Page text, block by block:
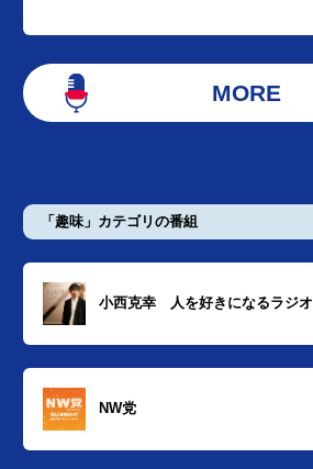
MORE
「趣味」カテゴリの番組
小西克幸 人を好きになるラジオ
NW党